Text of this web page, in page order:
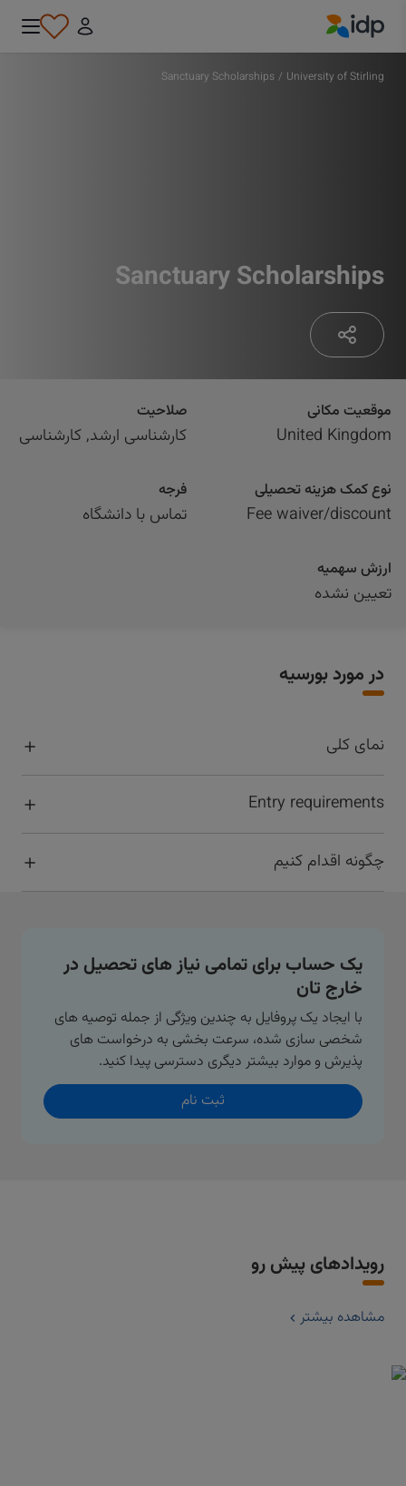
IDP Education
University of Stirling
/
Sanctuary Scholarships
Sanctuary Scholarships
موقعیت مکانی
United Kingdom
صلاحیت
کارشناسی ارشد, کارشناسی
نوع کمک هزینه تحصیلی
Fee waiver/discount
فرجه
تماس با دانشگاه
ارزش سهمیه
تعیین نشده
در مورد بورسیه
نمای کلی
Entry requirements
چگونه اقدام کنیم
یک حساب برای تمامی نیاز های تحصیل در
خارج تان
با ایجاد یک پروفایل به چندین ویژگی از جمله توصیه های
شخصی سازی شده، سرعت بخشی به درخواست های
پذیرش و موارد بیشتر دیگری دسترسی پیدا کنید.
ثبت نام
رویدادهای پیش رو
مشاهده بیشتر